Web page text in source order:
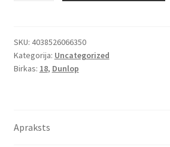
ZR
18
(73W)
SKU: 4038526066350
Kategorija: Uncategorized
Birkas: 18, Dunlop
Apraksts